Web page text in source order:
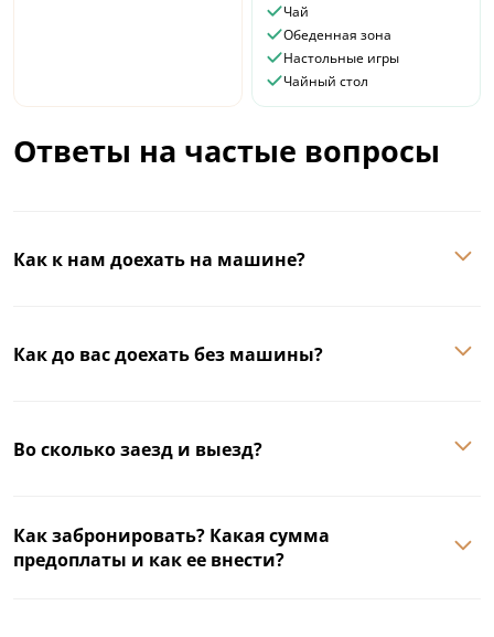
Чай
Обеденная зона
Настольные игры
Чайный стол
Ответы на частые вопросы
Как к нам доехать на машине?
Как до вас доехать без машины?
Во сколько заезд и выезд?
Как забронировать? Какая сумма
предоплаты и как ее внести?